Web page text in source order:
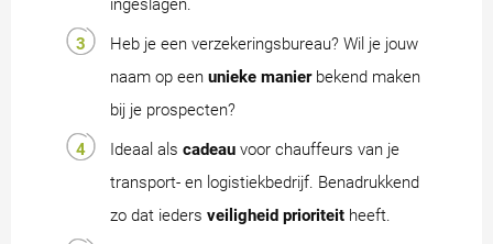
ingeslagen.
Heb je een verzekeringsbureau? Wil je jouw
naam op een unieke manierbekend maken
bij je prospecten?
Ideaal als cadeau voor chauffeurs van je
transport- en logistiekbedrijf. Benadrukkend
zo dat ieders veiligheid prioriteit heeft.